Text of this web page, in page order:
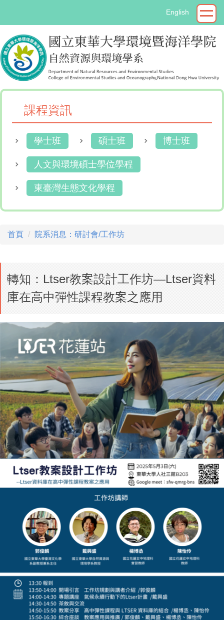
要
內
容
區
English
課程資訊
學士班 碩士班 博士班
人文與環境碩士學位學程
東臺灣生態文化學程
首頁 院系消息：研討會/工作坊
轉知：Ltser教案設計工作坊—Ltser資料
庫在高中彈性課程教案之應用